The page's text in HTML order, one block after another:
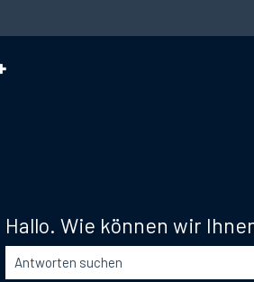
für Übersetzungen anzeigen
Hallo. Wie können wir